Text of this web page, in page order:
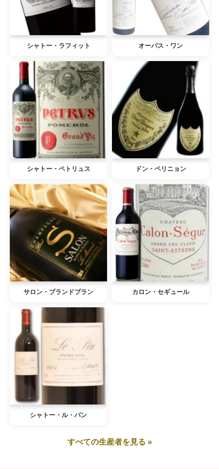
シャトー・ラフィット オーパス・ワン
シャトー・ペトリュス ドン・ペリニョン
サロン・ブランドブラン カロン・セギュール
シャトー・ル・パン
すべての生産者を見る »